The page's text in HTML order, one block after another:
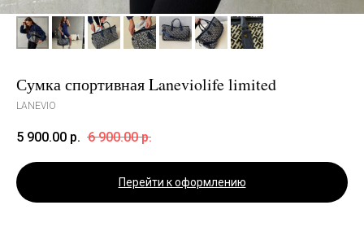
Сумка спортивная Laneviolife limited
LANEVIO
5 900.00 р. 6 900.00 р.
Перейти к оформлению